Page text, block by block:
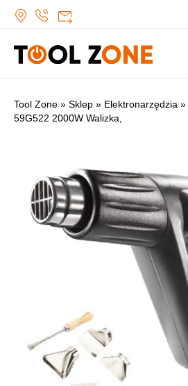
Tool Zone » Sklep » Elektronarzędzia »
59G522 2000W Walizka,